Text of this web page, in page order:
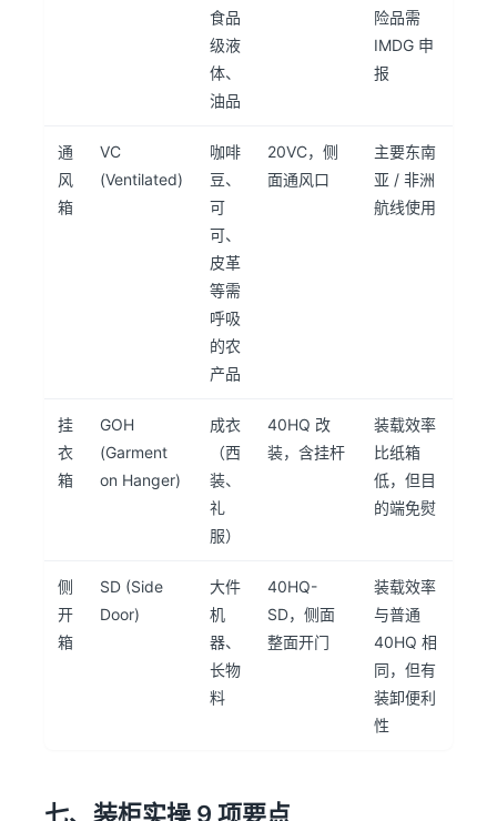
食品
级液
体、
油品
险品需
IMDG 申
报
通
风
箱
VC
(Ventilated)
咖啡
豆、
可
可、
皮革
等需
呼吸
的农
产品
20VC，侧
面通风口
主要东南
亚 / 非洲
航线使用
挂
衣
箱
GOH
(Garment
on Hanger)
成衣
（西
装、
礼
服）
40HQ 改
装，含挂杆
装载效率
比纸箱
低，但目
的端免熨
侧
开
箱
SD (Side
Door)
大件
机
器、
长物
料
40HQ-
SD，侧面
整面开门
装载效率
与普通
40HQ 相
同，但有
装卸便利
性
七、装柜实操 9 项要点